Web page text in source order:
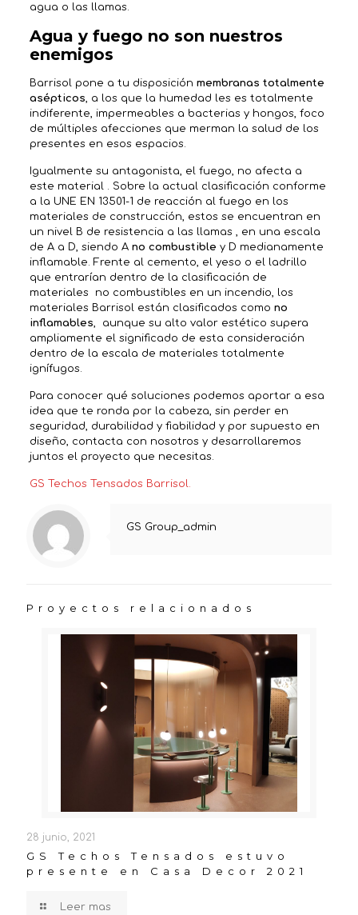
agua o las llamas.
Agua y fuego no son nuestros
enemigos
Barrisol pone a tu disposición membranas totalmente
asépticos, a los que la humedad les es totalmente
indiferente, impermeables a bacterias y hongos, foco
de múltiples afecciones que merman la salud de los
presentes en esos espacios.
Igualmente su antagonista, el fuego, no afecta a
este material . Sobre la actual clasificación conforme
a la UNE EN 13501-1 de reacción al fuego en los
materiales de construcción, estos se encuentran en
un nivel B de resistencia a las llamas , en una escala
de A a D, siendo A no combustible y D medianamente
inflamable. Frente al cemento, el yeso o el ladrillo
que entrarían dentro de la clasificación de
materiales no combustibles en un incendio, los
materiales Barrisol están clasificados como no
inflamables, aunque su alto valor estético supera
ampliamente el significado de esta consideración
dentro de la escala de materiales totalmente
ignífugos.
Para conocer qué soluciones podemos aportar a esa
idea que te ronda por la cabeza, sin perder en
seguridad, durabilidad y fiabilidad y por supuesto en
diseño, contacta con nosotros y desarrollaremos
juntos el proyecto que necesitas.
GS Techos Tensados Barrisol.
GS Group_admin
Proyectos relacionados
28 junio, 2021
GS Techos Tensados estuvo
presente en Casa Decor 2021
Leer mas